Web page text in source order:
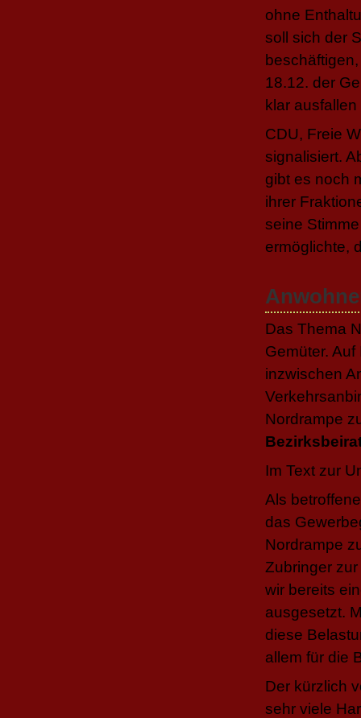
ohne
soll sich der
18.12. der
klar
CDU, Freie
signalisiert.
gibt es noch
ihrer
seine
ermöglichte,
Das Thema
Gemüter.
inzwischen
Nordrampe
Im Text zur
Als
das
Nordrampe
Zubringer
wir bereits
ausgesetzt.
diese
allem für die
Der kürzlich
sehr viele